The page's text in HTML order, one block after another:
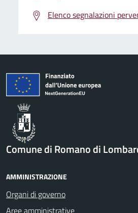
Elenco segnalazioni
Comune di Romano di
AMMINISTRAZIONE
Organi di governo
Aree amministrative